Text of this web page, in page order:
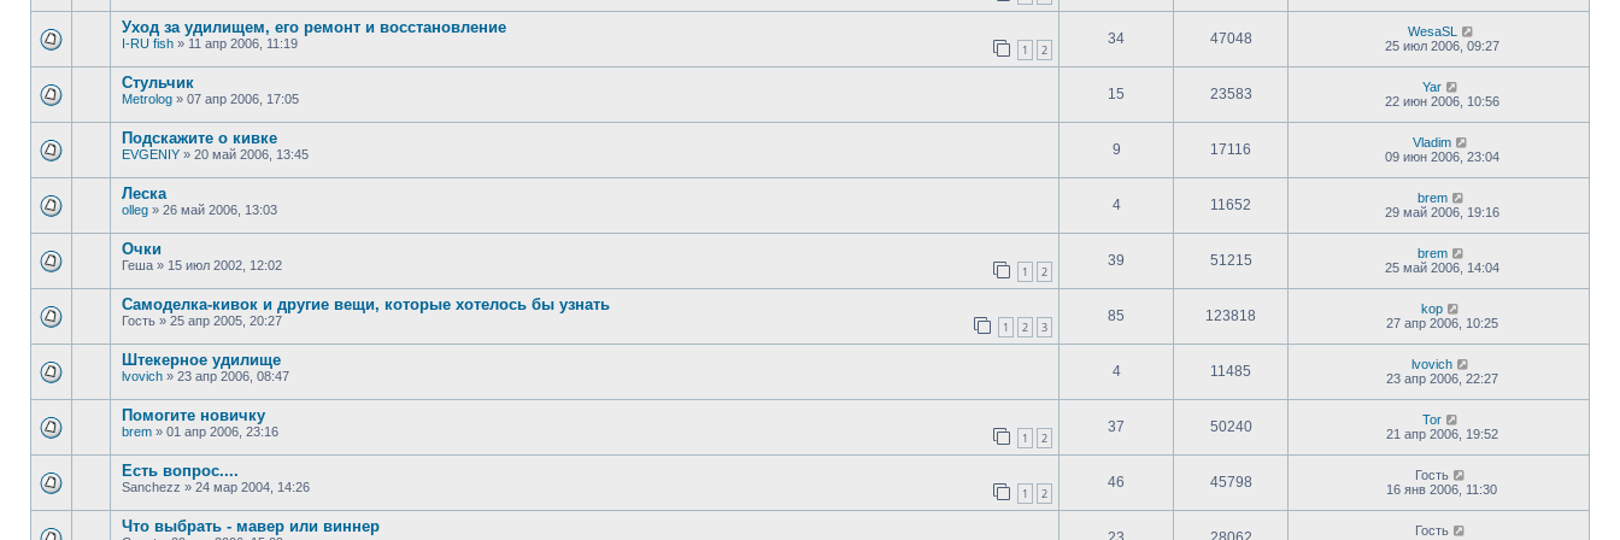
Уход за удилищем, его ремонт и восстановление
I-RU fish » 11 апр 2006, 11:19 1 2
34 47048
WesaSL
25 июл 2006, 09:27
Стульчик
Metrolog » 07 апр 2006, 17:05 15 23583
Yar
22 июн 2006, 10:56
Подскажите о кивке
EVGENIY » 20 май 2006, 13:45 9 17116
Vladim
09 июн 2006, 23:04
Леска
olleg » 26 май 2006, 13:03 4 11652
brem
29 май 2006, 19:16
Очки
Геша » 15 июл 2002, 12:02 1 2
39 51215
brem
25 май 2006, 14:04
Самоделка-кивок и другие вещи, которые хотелось бы узнать
Гость » 25 апр 2005, 20:27 1 2 3
85 123818
kop
27 апр 2006, 10:25
Штекерное удилище
lvovich » 23 апр 2006, 08:47 4 11485
lvovich
23 апр 2006, 22:27
Помогите новичку
brem » 01 апр 2006, 23:16 1 2
37 50240
Tor
21 апр 2006, 19:52
Есть вопрос....
Sanchezz » 24 мар 2004, 14:26 1 2
46 45798
Гость
16 янв 2006, 11:30
Что выбрать - мавер или виннер
Гость